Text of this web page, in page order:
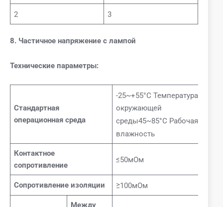
2 3
8. Частичное напряжение с лампой
Технические параметры:
Стандартная
операционная среда
-25~+55°C Температура
окружающей
среды45~85°C Рабочая
влажность
Контактное
сопротивление
≤50мОм
Сопротивление изоляции ≥100мОм
Между